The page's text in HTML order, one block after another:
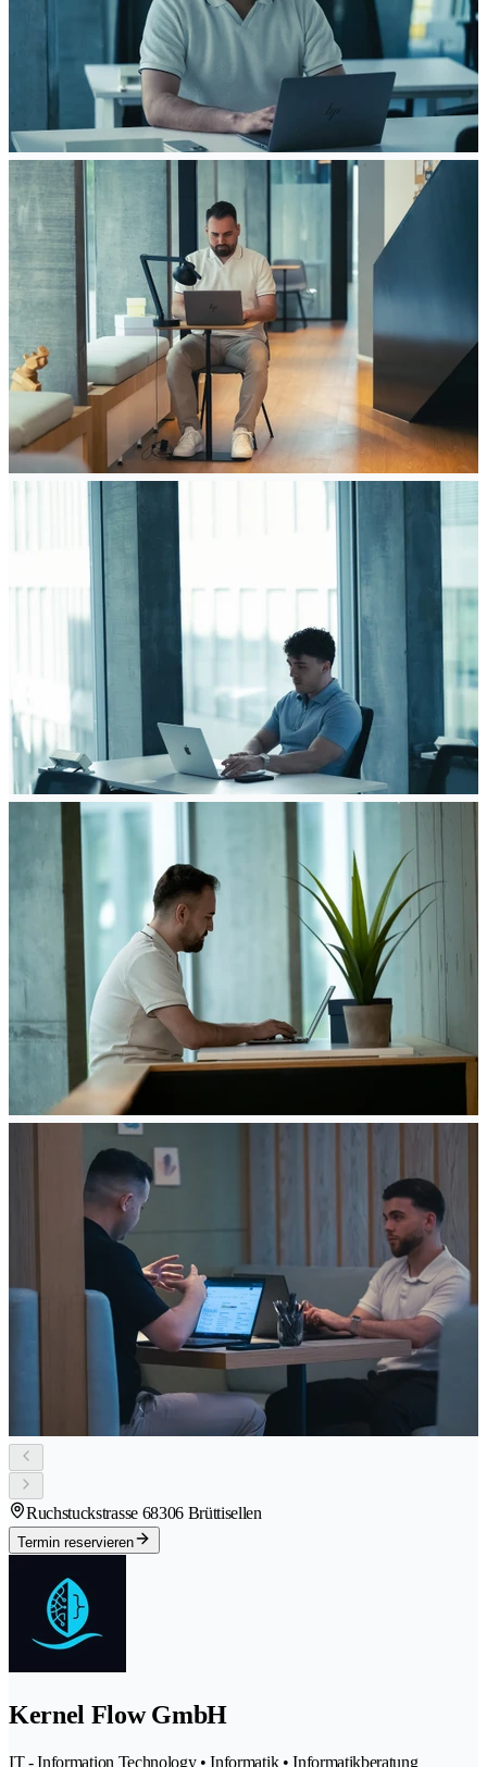
Ruchstuckstrasse 68306 Brüttisellen
Termin reservieren
Kernel Flow GmbH
IT - Information Technology • Informatik • Informatikberatung